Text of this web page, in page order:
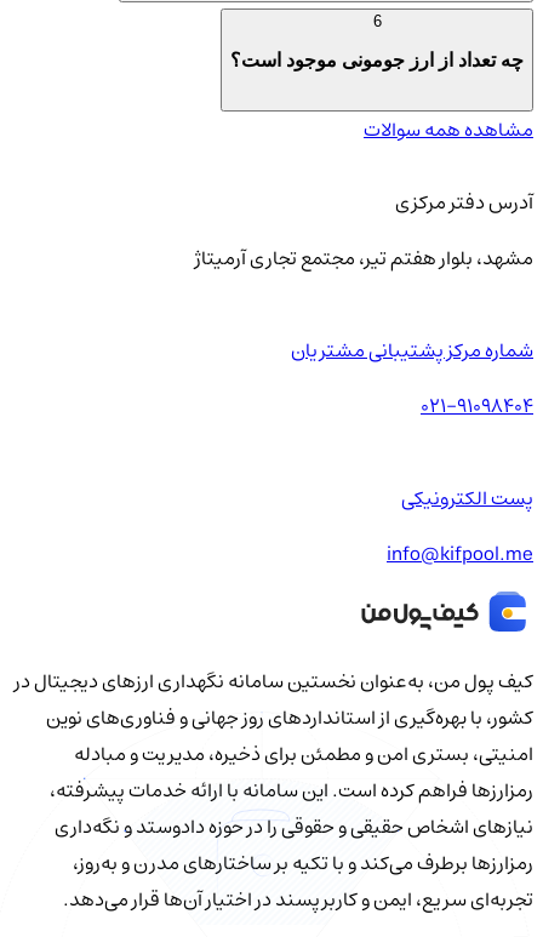
چه تعداد از ارز جومونی موجود است؟
مشاهده همه سوالات
آدرس دفتر مرکزی
مشهد، بلوار هفتم تیر، مجتمع تجاری آرمیتاژ
شماره مرکز پشتیبانی مشتریان
021-91098404
پست الکترونیکی
info@kifpool.me
کیف‌ پول من، به‌عنوان نخستین سامانه نگهداری ارزهای دیجیتال در
کشور، با بهره‌گیری از استانداردهای روز جهانی و فناوری‌های نوین
امنیتی، بستری امن و مطمئن برای ذخیره، مدیریت و مبادله
رمزارزها فراهم کرده است. این سامانه با ارائه خدمات پیشرفته،
نیازهای اشخاص حقیقی و حقوقی را در حوزه دادوستد و نگه‌داری
رمزارزها برطرف می‌کند و با تکیه بر ساختارهای مدرن و به‌روز،
تجربه‌ای سریع، ایمن و کاربرپسند در اختیار آن‌ها قرار می‌دهد.